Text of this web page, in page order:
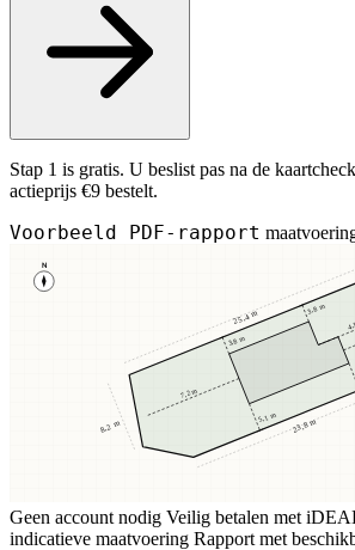
Stap 1 is gratis. U beslist pas na de
actieprijs €9 bestelt.
Voorbeeld PDF-rapport
N
3,8 m
3,8 m
5,1 m
7,2 m
25,4 m
23,8 m
8,2 m
Geen account nodig Veilig betalen met
indicatieve maatvoering Rapport met